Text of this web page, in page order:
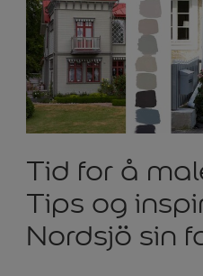
Tid for å
Tips og
Nordsjö sin